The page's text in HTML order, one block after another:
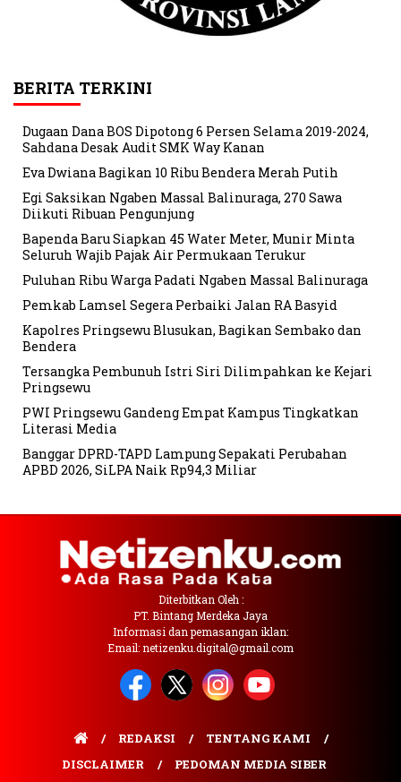
BERITA TERKINI
Dugaan Dana BOS Dipotong 6 Persen Selama 2019-2024,
Sahdana Desak Audit SMK Way Kanan
Eva Dwiana Bagikan 10 Ribu Bendera Merah Putih
Egi Saksikan Ngaben Massal Balinuraga, 270 Sawa
Diikuti Ribuan Pengunjung
Bapenda Baru Siapkan 45 Water Meter, Munir Minta
Seluruh Wajib Pajak Air Permukaan Terukur
Puluhan Ribu Warga Padati Ngaben Massal Balinuraga
Pemkab Lamsel Segera Perbaiki Jalan RA Basyid
Kapolres Pringsewu Blusukan, Bagikan Sembako dan
Bendera
Tersangka Pembunuh Istri Siri Dilimpahkan ke Kejari
Pringsewu
PWI Pringsewu Gandeng Empat Kampus Tingkatkan
Literasi Media
Banggar DPRD-TAPD Lampung Sepakati Perubahan
APBD 2026, SiLPA Naik Rp94,3 Miliar
Diterbitkan Oleh :
PT. Bintang Merdeka Jaya
Informasi dan pemasangan iklan:
Email: netizenku.digital@gmail.com
REDAKSI
TENTANG KAMI
DISCLAIMER
PEDOMAN MEDIA SIBER